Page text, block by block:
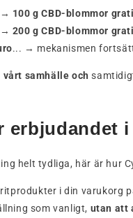
→ 100 g CBD-blommor
→ 200 g CBD-blommor
... → mekanismen
vårt samhälle och
erbjudandet
helt tydliga, här är hur
i din varukorg
som vanligt, utan att